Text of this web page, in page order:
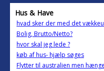
Hus & Have
hvad sker der med det
Bolig, Brutto/Netto?
hvor skal jeg lede ?
køb af hus- hjælp søges
Flytter til australien men